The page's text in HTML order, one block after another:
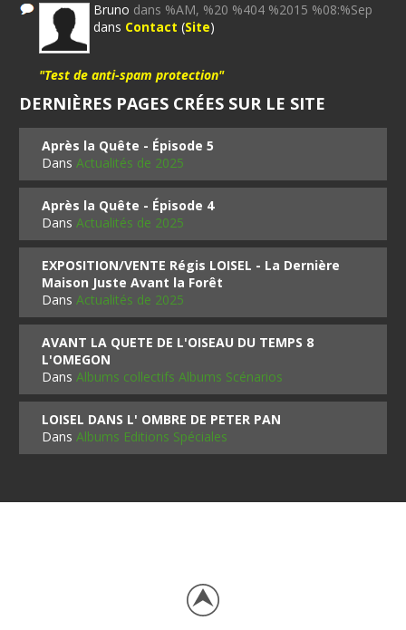
Bruno dans %AM, %20 %404 %2015 %08:%Sep
dans Contact (Site)
"Test de anti-spam protection"
DERNIÈRES PAGES CRÉES SUR LE SITE
Après la Quête - Épisode 5
DansActualités de 2025
Après la Quête - Épisode 4
DansActualités de 2025
EXPOSITION/VENTE Régis LOISEL - La Dernière
Maison Juste Avant la Forêt
DansActualités de 2025
AVANT LA QUETE DE L'OISEAU DU TEMPS 8
L'OMEGON
DansAlbums collectifs Albums Scénarios
LOISEL DANS L' OMBRE DE PETER PAN
DansAlbums Editions Spéciales